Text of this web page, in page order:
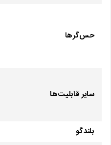
حس‌گرها
سایر قابلیت‌ها
بلندگو